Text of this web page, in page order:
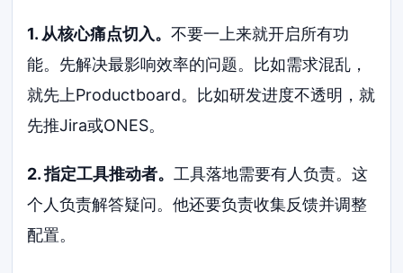
1. 从核心痛点切入。不要一上来就开启所有功
能。先解决最影响效率的问题。比如需求混乱，
就先上Productboard。比如研发进度不透明，就
先推Jira或ONES。
2. 指定工具推动者。 工具落地需要有人负责。这
个人负责解答疑问。他还要负责收集反馈并调整
配置。